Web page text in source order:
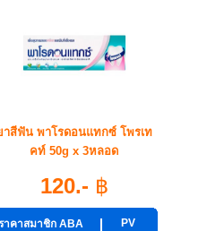
าสีฟัน พาโรดอนแทกซ์ โพรเท
คท์ 50g x 3หลอด
120.- ฿
าคาสมาชิก ABA PV